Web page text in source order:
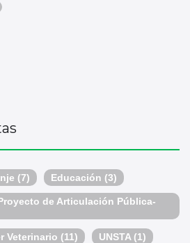
(7) Educación (3)
de Articulación Pública-
Veterinario (11) UNSTA (1)